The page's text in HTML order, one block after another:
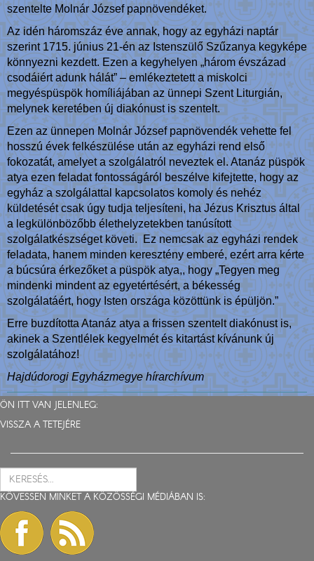
szentelte Molnár József papnövendéket.
Az idén háromszáz éve annak, hogy az egyházi naptár
szerint 1715. június 21-én az Istenszülő Szűzanya kegyképe
könnyezni kezdett. Ezen a kegyhelyen „három évszázad
csodáiért adunk hálát” – emlékeztetett a miskolci
megyéspüspök homíliájában az ünnepi Szent Liturgián,
melynek keretében új diakónust is szentelt.
Ezen az ünnepen Molnár József papnövendék vehette fel
hosszú évek felkészülése után az egyházi rend első
fokozatát, amelyet a szolgálatról neveztek el. Atanáz püspök
atya ezen feladat fontosságáról beszélve kifejtette, hogy az
egyház a szolgálattal kapcsolatos komoly és nehéz
küldetését csak úgy tudja teljesíteni, ha Jézus Krisztus által
a legkülönbözőbb élethelyzetekben tanúsított
szolgálatkészséget követi. Ez nemcsak az egyházi rendek
feladata, hanem minden keresztény emberé, ezért arra kérte
a búcsúra érkezőket a püspök atya,, hogy „Tegyen meg
mindenki mindent az egyetértésért, a békesség
szolgálatáért, hogy Isten országa közöttünk is épüljön.”
Erre buzdította Atanáz atya a frissen szentelt diakónust is,
akinek a Szentlélek kegyelmét és kitartást kívánunk új
szolgálatához!
Hajdúdorogi Egyházmegye hírarchívum
ÖN ITT VAN JELENLEG:
VISSZA A TETEJÉRE
KÖVESSEN MINKET A KÖZÖSSÉGI MÉDIÁBAN IS: